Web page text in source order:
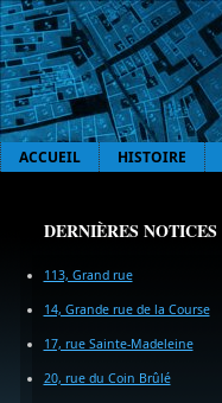
ACCUEIL HISTOIRE
DERNIÈRES NOTICES
113, Grand rue
14, Grande rue de la Course
17, rue Sainte-Madeleine
20, rue du Coin Brûlé